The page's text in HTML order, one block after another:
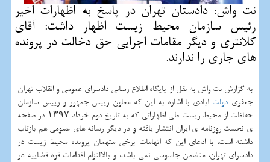
نت واش: دادستان تهران در پاسخ به اظهارات اخیر
رئیس سازمان محیط زیست اظهار داشت: آقای
كلانتری و دیگر مقامات اجرایی حق دخالت در پرونده
های جاری را ندارند.
به گزارش نت واش به نقل از پایگاه اطلاع رسانی دادسرای عمومی و انقلاب تهران
جعفری دولت آبادی با اشاره به این كه معاون رییس جمهور و رییس سازمان
حفاظت از محیط زیست طی اظهاراتی كه به تاریخ دوم خرداد ۱۳۹۷ در صفحه
ی نخست روزنامه ی ایران انتشار یافته و در دیگر رسانه های عمومی هم بازتاب
داشته است، با ادعای این كه اتهامات برخی متهمان پرونده محیط زیست در
دادسرای تهران، متضمن جاسوسی نمی باشد، و بالالتزام اقدامات قوه قضاییه در